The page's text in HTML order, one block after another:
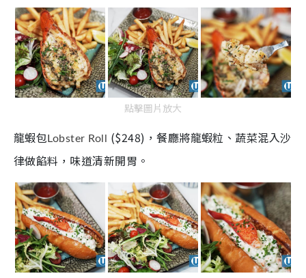
點擊圖片放大
龍蝦包 Lobster Roll ($248)，餐廳將龍蝦粒、蔬菜混入沙
律做餡料，味道清新開胃。